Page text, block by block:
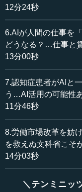
えを申し上げると、
男の子の4人に1人が
です。
私たちは、まさに「
その間にいろいろな
とです。そこにAIと
AIを使うか使わない
きています。AIと一
いく。そういう時代
よく「どうしたらAI
か」が大変重要です
12分24秒
6.AIが人間の仕事を
どうなる？…仕事と
13分00秒
7.認知症患者がAIと
う…AI活用の可能性
11分46秒
8.労働市場改革を妨
を救えぬ文科省こそ
14分03秒
＼テンミニッ